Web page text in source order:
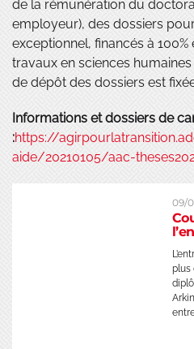
de la rémunération du
employeur), des dossiers
exceptionnel, financés à
travaux en sciences
de dépôt des dossiers est
Informations et dossiers de
:https://
aide/20210105/aac-
09/
plus